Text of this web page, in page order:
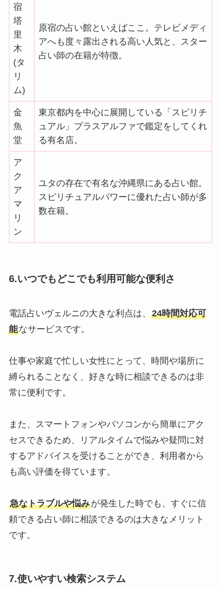
宿
塔
里
木
(タ
リ
ム)
原宿の占い館といえばここ。テレビメディ
アへも度々露出される高い人気と、スター
占い師の在籍が特徴。
金
魚
堂
東京都内を中心に展開している「スピリチ
ュアル」プラスアルファで鑑定をしてくれ
る有名店。
ア
ク
ア
マ
リ
ン
ユタの存在で有名な沖縄県にある占い館。
スピリチュアルパワーに優れた占い師が多
数在籍。
6.いつでもどこでも利用可能な便利さ
電話占いヴェルニの大きな利点は、 24時間対応可
能なサービスです。
仕事や家庭で忙しい女性にとって、時間や場所に
縛られることなく、好きな時に相談できるのは非
常に便利です。
また、スマートフォンやパソコンから簡単にアク
セスできるため、リアルタイムで悩みや疑問に対
するアドバイスを受けることができ、利用者から
も高い評価を得ています。
急なトラブルや悩みが発生した時でも、すぐに信
頼できる占い師に相談できるのは大きなメリット
です。
7.使いやすい検索システム